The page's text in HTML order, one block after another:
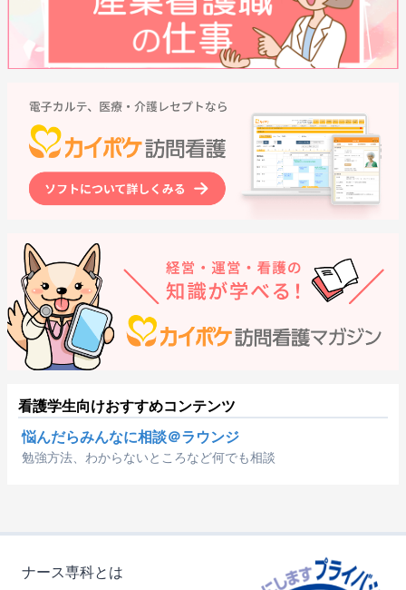
看護学生向けおすすめコンテンツ
悩んだらみんなに相談＠ラウンジ
勉強方法、わからないところなど何でも相談
ナース専科とは